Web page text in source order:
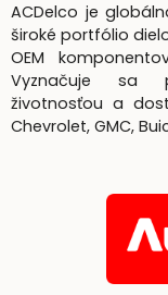
ACDelco je
široké portfólio
OEM
Vyznačuje sa
životnosťou a
Chevrolet, GMC,